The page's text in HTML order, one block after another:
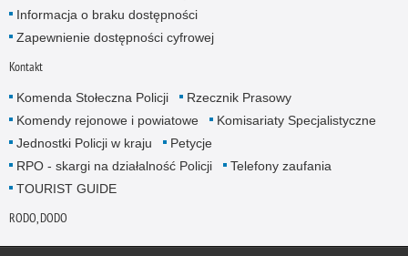
Informacja o braku dostępności
Zapewnienie dostępności cyfrowej
Kontakt
Komenda Stołeczna Policji
Rzecznik Prasowy
Komendy rejonowe i powiatowe
Komisariaty Specjalistyczne
Jednostki Policji w kraju
Petycje
RPO - skargi na działalność Policji
Telefony zaufania
TOURIST GUIDE
RODO, DODO